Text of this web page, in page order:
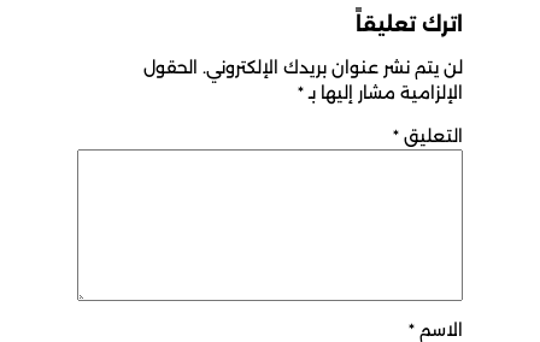
اترك تعليقاً
لن يتم نشر عنوان بريدك الإلكتروني. الحقول
الإلزامية مشار إليها بـ *
التعليق*
الاسم*